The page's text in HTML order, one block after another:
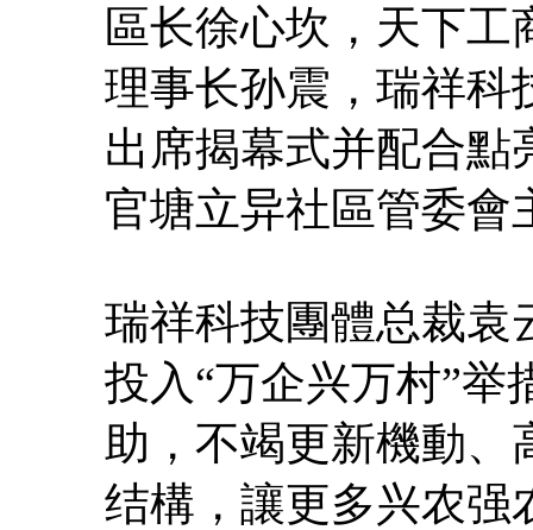
區长徐心坎，天下
理事长孙震，瑞祥科
出席揭幕式并配合點
官塘立异社區管委會
瑞祥科技團體总裁袁
投入“万企兴万村”举
助，不竭更新機動、
结構，讓更多兴农强